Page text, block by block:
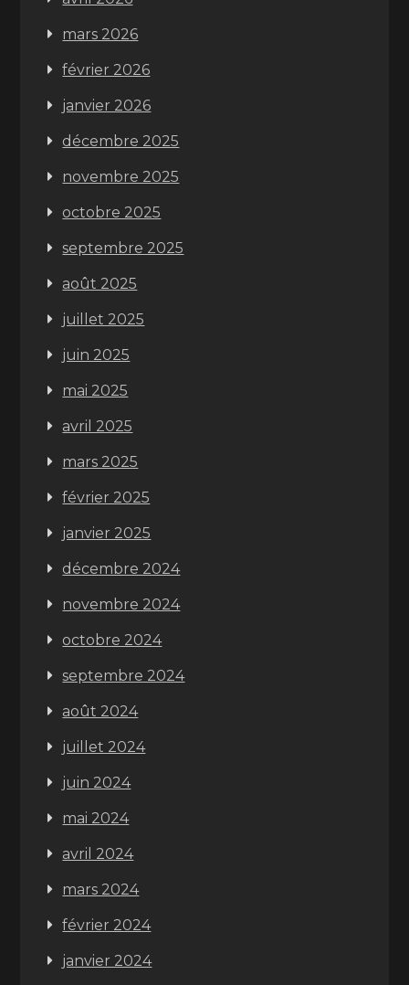
mars 2026
février 2026
janvier 2026
décembre 2025
novembre 2025
octobre 2025
septembre 2025
août 2025
juillet 2025
juin 2025
mai 2025
avril 2025
mars 2025
février 2025
janvier 2025
décembre 2024
novembre 2024
octobre 2024
septembre 2024
août 2024
juillet 2024
juin 2024
mai 2024
avril 2024
mars 2024
février 2024
janvier 2024